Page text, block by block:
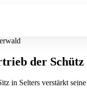
der Schütz
in Selters verstärkt